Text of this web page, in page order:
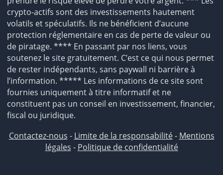
crypto-actifs sont des investissements hautement
volatils et spéculatifs. Ils ne bénéficient d’aucune
protection réglementaire en cas de perte de valeur ou
de piratage. **** En passant par nos liens, vous
soutenez le site gratuitement. C’est ce qui nous permet
de rester indépendants, sans paywall ni barrière à
l’information. ***** Les informations de ce site sont
fournies uniquement à titre informatif et ne
constituent pas un conseil en investissement, financier,
fiscal ou juridique.
Contactez-nous - Limite de la responsabilité- Mentions
légales - Politique de confidentialité